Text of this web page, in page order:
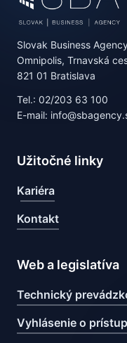
Slovak Business
Omnipolis, Trnavská
821 01 Bratislava
Tel.: 02/203 63 100
E-mail:
Užitočné linky
Kariéra
Kontakt
Web a legislatíva
Technický
Vyhlásenie o